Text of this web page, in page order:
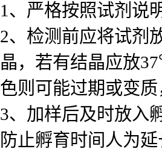
1、严格按照试剂说
2、检测前应将试剂
晶，若有结晶应放
色则可能过期或变
3、加样后及时放入
防止孵育时间人为